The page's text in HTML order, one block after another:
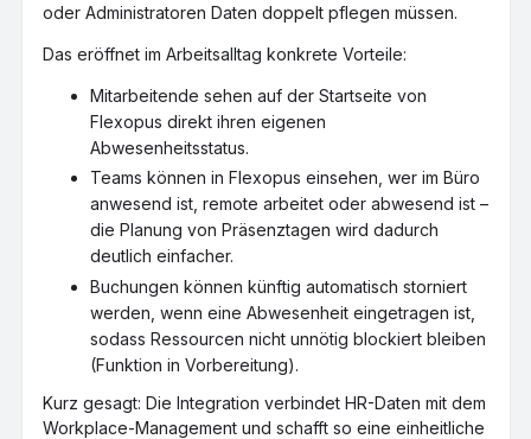
oder Administratoren Daten doppelt pflegen müssen.
Das eröffnet im Arbeitsalltag konkrete Vorteile:
Mitarbeitende sehen auf der Startseite von
Flexopus direkt ihren eigenen
Abwesenheitsstatus.
Teams können in Flexopus einsehen, wer im Büro
anwesend ist, remote arbeitet oder abwesend ist –
die Planung von Präsenztagen wird dadurch
deutlich einfacher.
Buchungen können künftig automatisch storniert
werden, wenn eine Abwesenheit eingetragen ist,
sodass Ressourcen nicht unnötig blockiert bleiben
(Funktion in Vorbereitung).
Kurz gesagt: Die Integration verbindet HR-Daten mit dem
Workplace-Management und schafft so eine einheitliche